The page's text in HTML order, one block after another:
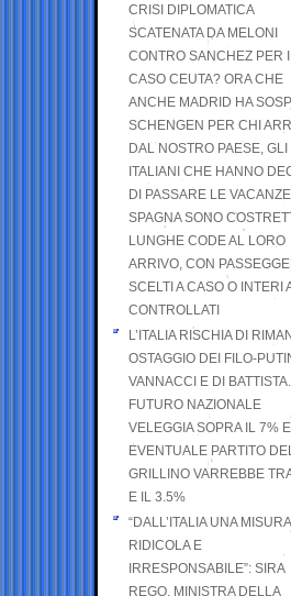
CRISI DIPLOMATICA
SCATENATA DA MELONI
CONTRO SANCHEZ PER
CASO CEUTA? ORA CHE
ANCHE MADRID HA
SCHENGEN PER CHI
DAL NOSTRO PAESE, GLI
ITALIANI CHE HANNO
DI PASSARE LE
SPAGNA SONO
LUNGHE CODE AL LORO
ARRIVO, CON
SCELTI A CASO O INTERI
CONTROLLATI
L’ITALIA RISCHIA DI
OSTAGGIO DEI FILO-
VANNACCI E DI BATTISTA.
FUTURO NAZIONALE
VELEGGIA SOPRA IL 7%
EVENTUALE PARTITO
GRILLINO VARREBBE
E IL 3.5%
“DALL’ITALIA UNA MISURA
RIDICOLA E
IRRESPONSABILE”: SIRA
REGO, MINISTRA DELLA